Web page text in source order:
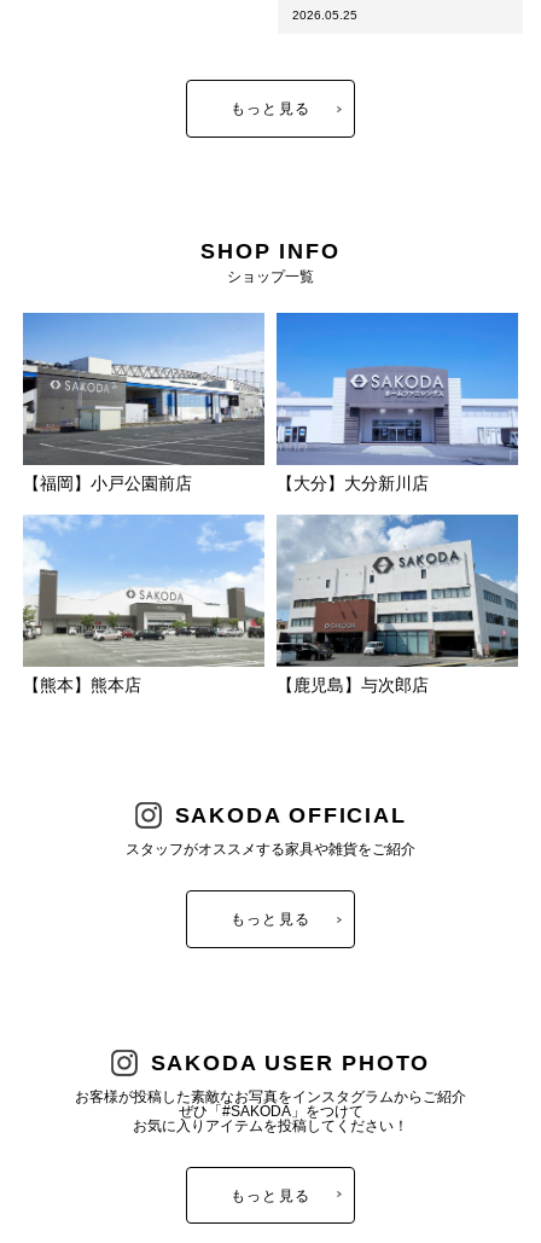
2026.05.25
もっと見る
SHOP INFO
ショップ一覧
【福岡】小戸公園前店 【大分】大分新川店
【熊本】熊本店 【鹿児島】与次郎店
SAKODA OFFICIAL
スタッフがオススメする家具や雑貨をご紹介
もっと見る
SAKODA USER PHOTO
お客様が投稿した素敵なお写真をインスタグラムからご紹介
ぜひ「#SAKODA」をつけて
お気に入りアイテムを投稿してください！
もっと見る